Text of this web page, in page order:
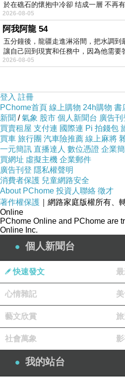
而且24小時都能買，上網慢
門也不用看店員臉色，
服務這麼優，當然在網路購
看看0331新品 甜美細膩~質
商品網址:
於在礁石的懷抱中冷卻 结成一層 不再
2026-08-05
阿我阿龍 54
五分鐘後，龍疆走進淋浴間，把水調到
讓自己回到現實和任務中，因為他需要
2026-08-05
登入 註冊
PChome首頁 線上購物 24h購物 書
新聞 /氣象 股市 個人新聞台 廣告刊
買賣租屋 支付連 國際連 Pi 拍錢包
買車 旅行團 汽車險推薦 線上麻將
一元簡訊 直播達人 數位憑證 企業
買網址 虛擬主機 企業郵件
廣告刊登 隱私權聲明
消費者保護 兒童網路安全
About PChome 投資人聯絡 徵才
著作權保護 ｜網路家庭版權所有、
Online
PChome Online and PChome are
Online Inc.
個人新聞台
快速發文
心情雜記
藝文欣賞
社會萬象
我的站台